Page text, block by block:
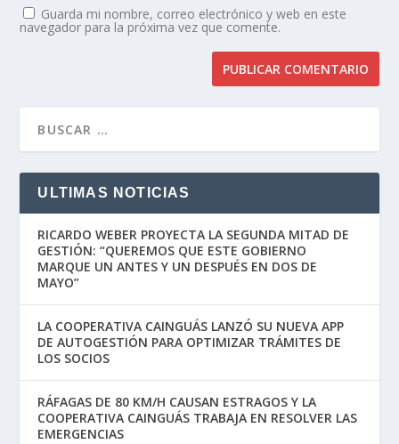
Guarda mi nombre, correo electrónico y web en este
navegador para la próxima vez que comente.
ULTIMAS NOTICIAS
RICARDO WEBER PROYECTA LA SEGUNDA MITAD DE
GESTIÓN: “QUEREMOS QUE ESTE GOBIERNO
MARQUE UN ANTES Y UN DESPUÉS EN DOS DE
MAYO”
LA COOPERATIVA CAINGUÁS LANZÓ SU NUEVA APP
DE AUTOGESTIÓN PARA OPTIMIZAR TRÁMITES DE
LOS SOCIOS
RÁFAGAS DE 80 KM/H CAUSAN ESTRAGOS Y LA
COOPERATIVA CAINGUÁS TRABAJA EN RESOLVER LAS
EMERGENCIAS